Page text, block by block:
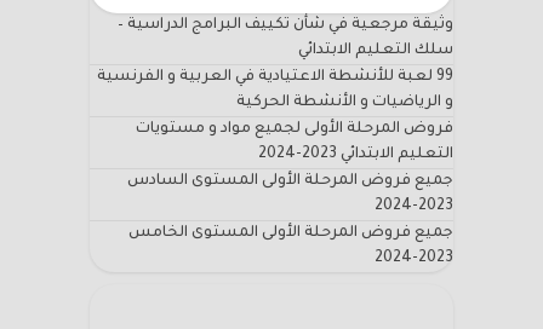
وثيقة مرجعية في شأن تكييف البرامج الدراسية –
سلك التعليم الابتدائي
99 لعبة للأنشطة الاعتيادية في العربية و الفرنسية
و الرياضيات و الأنشطة الحركية
فروض المرحلة الأولى لجميع مواد و مستويات
التعليم الابتدائي 2023-2024
جميع فروض المرحلة الأولى المستوى السادس
2023-2024
جميع فروض المرحلة الأولى المستوى الخامس
2023-2024